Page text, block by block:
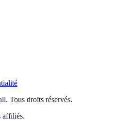
. Tous droits réservés.
affiliés.